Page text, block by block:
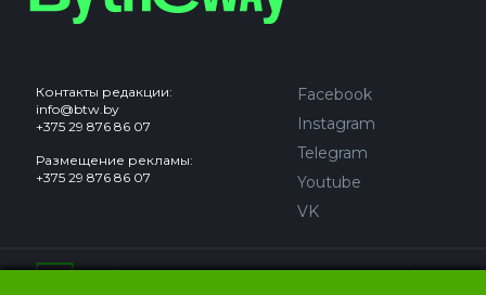
Контакты редакции:
info@btw.by
+375 29 876 86 07
Размещение рекламы:
+375 29 876 86 07
Facebook
Instagram
Telegram
Youtube
VK
Сайт может содержать контент, не предназначенный для